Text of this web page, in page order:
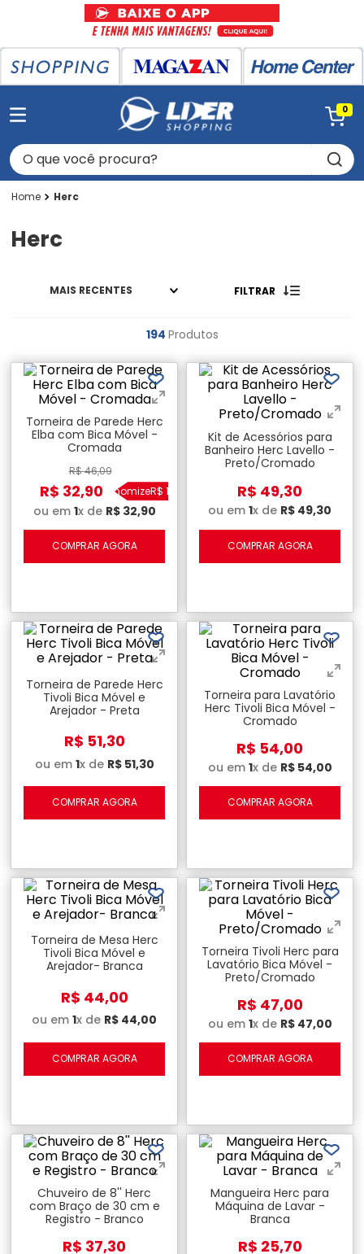
0
O que você procura?
Herc
Herc
MAIS RECENTES FILTRAR
194 Produtos
Torneira de Parede Herc
Elba com Bica Móvel -
Cromada
R$46,09
R$ 32,90EconomizeR$ 13
ou em 1x de R$ 32,90
COMPRAR AGORA
Kit de Acessórios para
Banheiro Herc Lavello -
Preto/Cromado
R$ 49,30
ou em 1x de R$ 49,30
COMPRAR AGORA
Torneira de Parede Herc
Tivoli Bica Móvel e
Arejador - Preta
R$ 51,30
ou em 1x de R$ 51,30
COMPRAR AGORA
Torneira para Lavatório
Herc Tivoli Bica Móvel -
Cromado
R$ 54,00
ou em 1x de R$ 54,00
COMPRAR AGORA
Torneira de Mesa Herc
Tivoli Bica Móvel e
Arejador- Branca
R$ 44,00
ou em 1x de R$ 44,00
COMPRAR AGORA
Torneira Tivoli Herc para
Lavatório Bica Móvel -
Preto/Cromado
R$ 47,00
ou em 1x de R$ 47,00
COMPRAR AGORA
Chuveiro de 8'' Herc
com Braço de 30 cm e
Registro - Branco
R$ 37,30
Mangueira Herc para
Máquina de Lavar -
Branca
R$ 25,70